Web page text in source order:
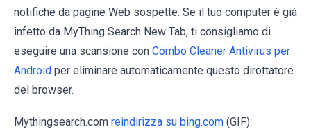
notifiche da pagine Web sospette. Se il tuo computer è già
infetto da MyThing Search New Tab, ti consigliamo di
eseguire una scansione con Combo Cleaner Antivirus per
Android per eliminare automaticamente questo dirottatore
del browser.
Mythingsearch.com reindirizza su bing.com (GIF):